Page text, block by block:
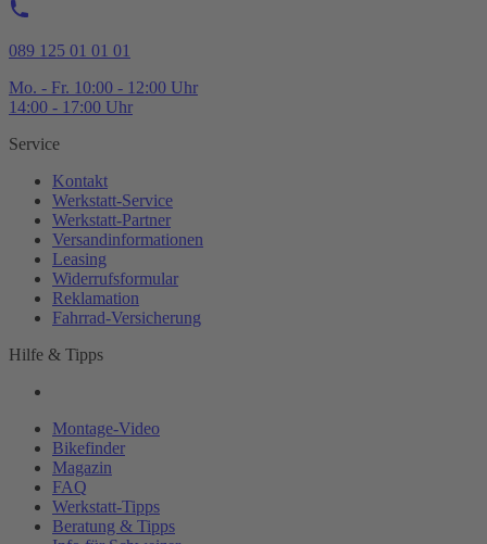
089 125 01 01 01
Mo. - Fr. 10:00 - 12:00 Uhr
14:00 - 17:00 Uhr
Service
Kontakt
Werkstatt-Service
Werkstatt-Partner
Versandinformationen
Leasing
Widerrufsformular
Reklamation
Fahrrad-Versicherung
Hilfe & Tipps
Montage-Video
Bikefinder
Magazin
FAQ
Werkstatt-Tipps
Beratung & Tipps